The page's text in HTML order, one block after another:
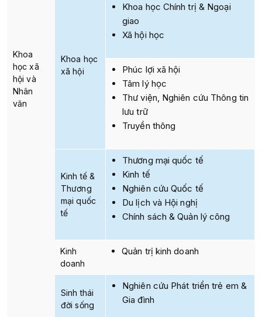
Khoa
học xã
hội và
Nhân
văn
Khoa học
xã hội
Khoa học Chính trị & Ngoại
giao
Xã hội học
Phúc lợi xã hội
Tâm lý học
Thư viện, Nghiên cứu Thông tin
lưu trữ
Truyền thông
Kinh tế &
Thương
mại quốc
tế
Thương mại quốc tế
Kinh tế
Nghiên cứu Quốc tế
Du lịch và Hội nghị
Chính sách & Quản lý công
Kinh
doanh
Quản trị kinh doanh
Sinh thái
đời sống
Nghiên cứu Phát triển trẻ em &
Gia đình